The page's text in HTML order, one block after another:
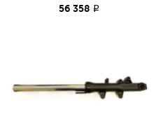
56 358 q